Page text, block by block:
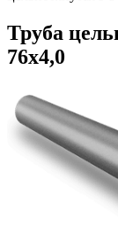
Труба
76х4,0